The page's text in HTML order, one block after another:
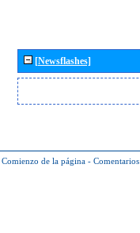
[Newsflashes]
Comienzo de la página - Comentarios